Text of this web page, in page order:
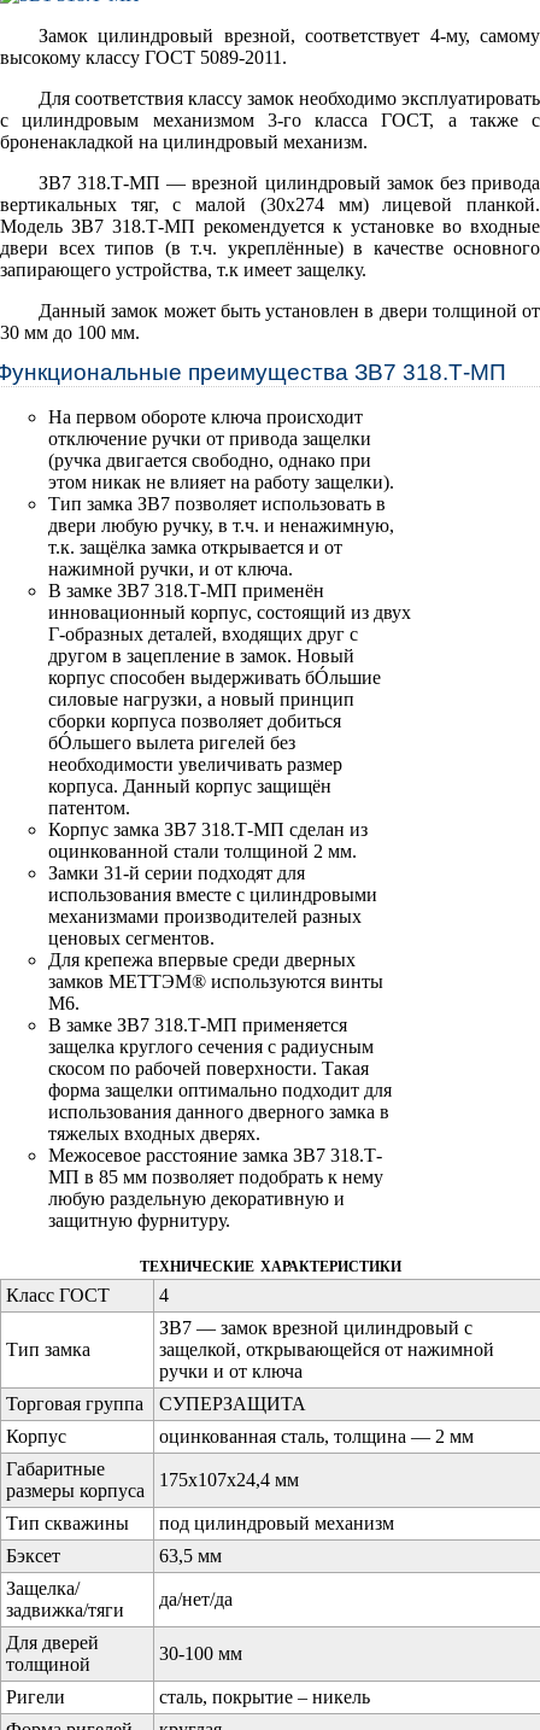
Замок цилиндровый врезной, соответствует 4-му, самому
высокому классу ГОСТ 5089-2011.
Для соответствия классу замок необходимо эксплуатировать
с цилиндровым механизмом 3-го класса ГОСТ, а также с
броненакладкой на цилиндровый механизм.
ЗВ7 318.Т-МП — врезной цилиндровый замок без привода
вертикальных тяг, с малой (30х274 мм) лицевой планкой.
Модель ЗВ7 318.Т-МП рекомендуется к установке во входные
двери всех типов (в т.ч. укреплённые) в качестве основного
запирающего устройства, т.к имеет защелку.
Данный замок может быть установлен в двери толщиной от
30 мм до 100 мм.
преимущества ЗВ7 318.Т-МП
На первом обороте ключа происходит
отключение ручки от привода защелки
(ручка двигается свободно, однако при
этом никак не влияет на работу защелки).
Тип замка ЗВ7 позволяет использовать в
двери любую ручку, в т.ч. и ненажимную,
т.к. защёлка замка открывается и от
нажимной ручки, и от ключа.
В замке ЗВ7 318.Т-МП применён
инновационный корпус, состоящий из двух
Г-образных деталей, входящих друг с
другом в зацепление в замок. Новый
корпус способен выдерживать бÓльшие
силовые нагрузки, а новый принцип
сборки корпуса позволяет добиться
бÓльшего вылета ригелей без
необходимости увеличивать размер
корпуса. Данный корпус защищён
патентом.
Корпус замка ЗВ7 318.Т-МП сделан из
оцинкованной стали толщиной 2 мм.
Замки 31-й серии подходят для
использования вместе с цилиндровыми
механизмами производителей разных
ценовых сегментов.
Для крепежа впервые среди дверных
замков МЕТТЭМ® используются винты
М6.
В замке ЗВ7 318.Т-МП применяется
защелка круглого сечения с радиусным
скосом по рабочей поверхности. Такая
форма защелки оптимально подходит для
использования данного дверного замка в
тяжелых входных дверях.
Межосевое расстояние замка ЗВ7 318.Т-
МП в 85 мм позволяет подобрать к нему
любую раздельную декоративную и
защитную фурнитуру.
технические характеристики
Класс ГОСТ 4
Тип замка
ЗВ7 — замок врезной цилиндровый с
защелкой, открывающейся от нажимной
ручки и от ключа
Торговая группа
СУПЕРЗАЩИТА
Корпус
оцинкованная сталь, толщина — 2 мм
Габаритные
размеры корпуса
175х107х24,4 мм
Тип скважины
под цилиндровый механизм
Бэксет
63,5 мм
Защелка/
задвижка/тяги
да/нет/да
Для дверей
толщиной
30-100 мм
Ригели
сталь, покрытие – никель